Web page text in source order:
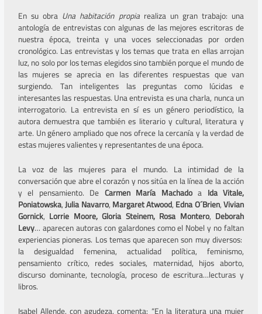
En su obra Una habitación propiarealiza un gran trabajo: una
antología de entrevistas con algunas de las mejores escritoras de
nuestra época, treinta y una voces seleccionadas por orden
cronológico. Las entrevistas y los temas que trata en ellas arrojan
luz, no solo por los temas elegidos sino también porque el mundo de
las mujeres se aprecia en las diferentes respuestas que van
surgiendo. Tan inteligentes las preguntas como lúcidas e
interesantes las respuestas. Una entrevista es una charla, nunca un
interrogatorio. La entrevista en sí es un género periodístico, la
autora demuestra que también es literario y cultural, literatura y
arte. Un género ampliado que nos ofrece la cercanía y la verdad de
estas mujeres valientes y representantes de una época.
La voz de las mujeres para el mundo. La intimidad de la
conversación que abre el corazón y nos sitúa en la línea de la acción
y el pensamiento. De Carmen María Machadoa Ida Vitale,
Poniatowska,Julia Navarro,Margaret Atwood,Edna O´Brien,Vivian
Gornick, Lorrie Moore, Gloria Steinem, Rosa Montero, Deborah
Levy… aparecen autoras con galardones como el Nobel y no faltan
experiencias pioneras. Los temas que aparecen son muy diversos:
la desigualdad femenina, actualidad política, feminismo,
pensamiento crítico, redes sociales, maternidad, hijos aborto,
discurso dominante, tecnología, proceso de escritura…lecturas y
libros.